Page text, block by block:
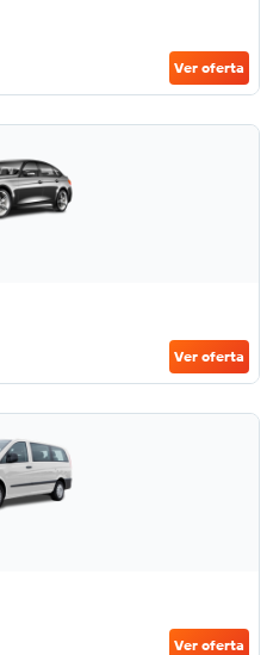
Ver oferta
Ver oferta
Ver oferta